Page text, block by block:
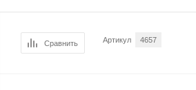
Сравнить Артикул 4657